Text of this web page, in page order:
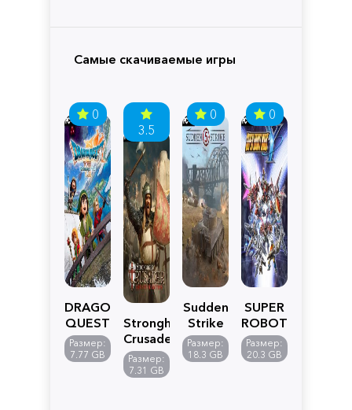
Самые скачиваемые игры
0
DRAGON
QUEST
VII
Reimagined
Размер:
7.77 GB
3.5
Stronghold
Crusader:
Definitive
Edition
Размер:
7.31 GB
0
Sudden
Strike
5
Размер:
18.3 GB
0
SUPER
ROBOT
WARS
Y
Размер:
20.3 GB